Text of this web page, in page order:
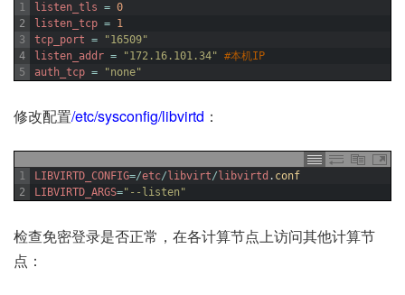
1
2
3
4
5
listen_tls = 0
listen_tcp = 1
tcp_port =
"16509"
listen_addr = "172.16.101.34" #本机IP
auth_tcp = "none"
修改配置/etc/sysconfig/libvirtd ：
1
2
LIBVIRTD_CONFIG=/etc/ libvirt/ libvirtd . conf
LIBVIRTD_ARGS="--listen"
检查免密登录是否正常，在各计算节点上访问其他计算节
点：